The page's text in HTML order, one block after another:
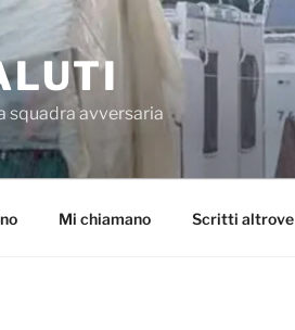
squadra avversaria
Mi chiamano Scritti altrove